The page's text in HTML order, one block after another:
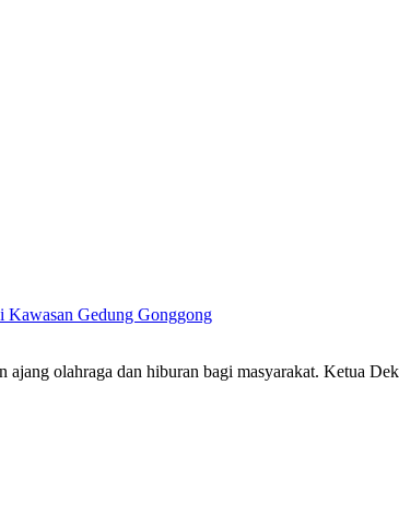
Kawasan Gedung Gonggong
olahraga dan hiburan bagi masyarakat. Ketua